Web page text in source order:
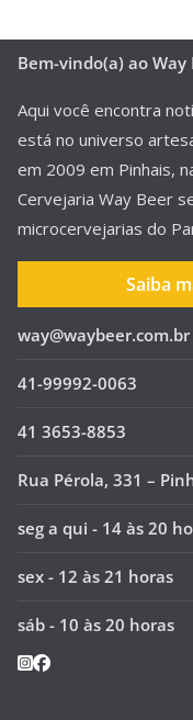
Bem-vindo(a) ao
Aqui você encontra
está no universo
em 2009 em Pinhais,
Cervejaria Way Beer
microcervejarias do
Saiba
way@waybeer.com.br
41-99992-0063
41 3653-8853
Rua Pérola, 331 –
seg a qui - 14 às 20
sex - 12 às 21 horas
sáb - 10 às 20 horas